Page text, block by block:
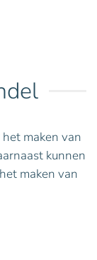
maken van
kunnen
maken van